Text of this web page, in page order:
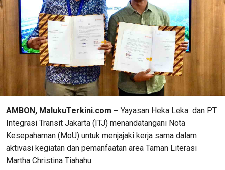
AMBON, MalukuTerkini.com – Yayasan Heka Leka dan PT
Integrasi Transit Jakarta (ITJ) menandatangani Nota
Kesepahaman (MoU) untuk menjajaki kerja sama dalam
aktivasi kegiatan dan pemanfaatan area Taman Literasi
Martha Christina Tiahahu.